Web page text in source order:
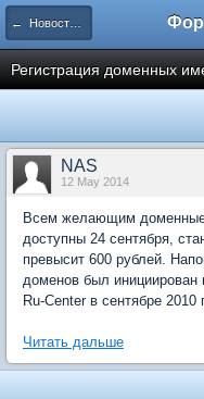
← Новости рынка недвижимости
Регистрация доменных
NAS
12 May 2014
Всем желающим доменные
доступны 24 сентября,
превысит 600 рублей.
доменов был инициирован
Ru-Center в сентябре 2010
Читать дальше